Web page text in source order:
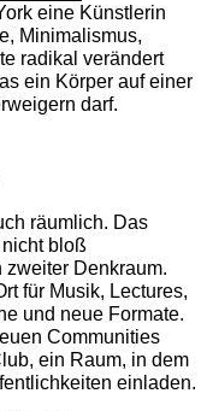
eine Künstlerin
Minimalismus,
radikal verändert
ein Körper auf einer
darf.
räumlich. Das
bloß
zweiter Denkraum.
für Musik, Lectures,
und neue Formate.
Communities
ein Raum, in dem
einladen.